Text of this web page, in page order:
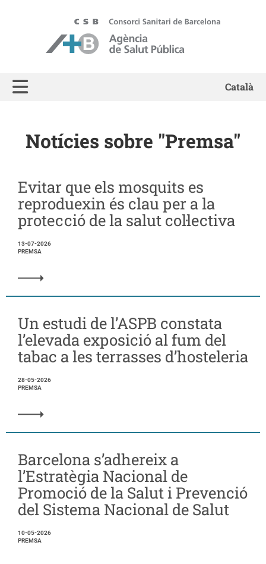
ASPB - Agència de Salut Pública de Barcelona
Català
Notícies sobre "Premsa"
Evitar que els mosquits es
reproduexin és clau per a la
protecció de la salut col·lectiva
13-07-2026
PREMSA
Un estudi de l’ASPB constata
l’elevada exposició al fum del
tabac a les terrasses d’hosteleria
28-05-2026
PREMSA
Barcelona s’adhereix a
l’Estratègia Nacional de
Promoció de la Salut i Prevenció
del Sistema Nacional de Salut
10-05-2026
PREMSA